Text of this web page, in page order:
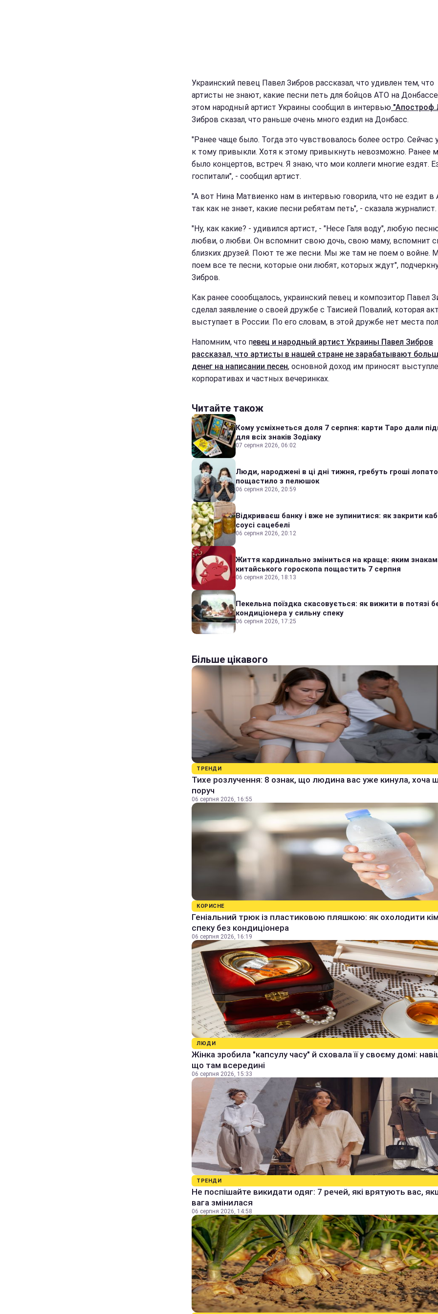
Украинский певец Павел Зибров рассказал, что удивлен тем, что
артисты не знают, какие песни петь для бойцов АТО на
этом народный артист Украины сообщил в интервью
Зибров сказал, что раньше очень много ездил на Донбасс.
"Ранее чаще было. Тогда это чувствовалось более остро. Сейчас
к тому привыкли. Хотя к этому привыкнуть невозможно. Ранее
было концертов, встреч. Я знаю, что мои коллеги многие ездят.
госпитали", - сообщил артист.
"А вот Нина Матвиенко нам в интервью говорила, что не ездит в
так как не знает, какие песни ребятам петь", - сказала журналист.
"Ну, как какие? - удивился артист, - "Несе Галя воду", любую
любви, о любви. Он вспомнит свою дочь, свою маму, вспомнит
близких друзей. Поют те же песни. Мы же там не поем о войне.
поем все те песни, которые они любят, которых ждут",
Зибров.
Как ранее соообщалось, украинский певец и композитор Павел
сделал заявление о своей дружбе с Таисией Повалий, которая
выступает в России. По его словам, в этой дружбе нет места
Напомним, что певец и народный артист Украины Павел Зибров
рассказал, что артисты в нашей стране не зарабатывают
денег на написании песен, основной доход им приносят
корпоративах и частных вечеринках.
Читайте також
Кому усміхнеться доля 7 серпня: карти Таро дали
для всіх знаків Зодіаку
07 серпня 2026, 06:02
Люди, народжені в ці дні тижня, гребуть гроші
пощастило з пелюшок
06 серпня 2026, 20:59
Відкриваєш банку і вже не зупинитися: як закрити
соусі сацебелі
06 серпня 2026, 20:12
Життя кардинально зміниться на краще: яким знакам
китайського гороскопа пощастить 7 серпня
06 серпня 2026, 18:13
Пекельна поїздка скасовується: як вижити в потязі
кондиціонера у сильну спеку
06 серпня 2026, 17:25
Більше цікавого
ТРЕНДИ
Тихе розлучення: 8 ознак, що людина вас уже кинула, хоча
поруч
06 серпня 2026, 16:55
КОРИСНЕ
Геніальний трюк із пластиковою пляшкою: як охолодити
спеку без кондиціонера
06 серпня 2026, 16:19
ЛЮДИ
Жінка зробила "капсулу часу" й сховала її у своєму домі:
що там всередині
06 серпня 2026, 15:33
ТРЕНДИ
Не поспішайте викидати одяг: 7 речей, які врятують вас,
вага змінилася
06 серпня 2026, 14:58